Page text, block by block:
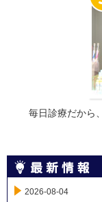
毎日診療だから
2026-08-04